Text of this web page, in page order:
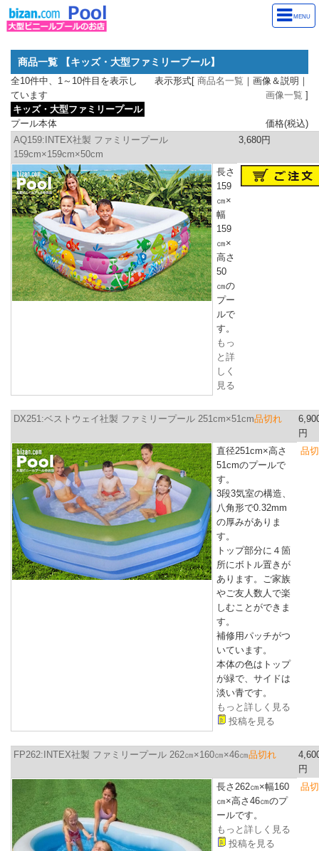
MENU
商品一覧 【キッズ・大型ファミリープール】
全10件中、1～10件目を表示し
ています
表示形式[ 商品名一覧 ｜画像＆説明｜
画像一覧 ]
キッズ・大型ファミリープール
プール本体
価格(税込)
AQ159:INTEX社製 ファミリープール
159cm×159cm×50cm
3,680円
長さ
159
㎝×
幅
159
㎝×
高さ
50
㎝の
プー
ルで
す。
もっ
と詳
しく
見る
DX251:ベストウェイ社製 ファミリープール 251cm×51cm品切れ
円
直径251cm×高さ
51cmのプールで
す。
3段3気室の構造、
八角形で0.32mm
の厚みがありま
す。
トップ部分に４箇
所にボトル置きが
あります。ご家族
やご友人数人で楽
しむことができま
す。
補修用パッチがつ
いています。
本体の色はトップ
が緑で、サイドは
淡い青です。
もっと詳しく見る
投稿を見る
品
FP262:INTEX社製 ファミリープール 262㎝×160㎝×46㎝品切れ
円
長さ262㎝×幅160
㎝×高さ46㎝のプ
ールです。
もっと詳しく見る
投稿を見る
品